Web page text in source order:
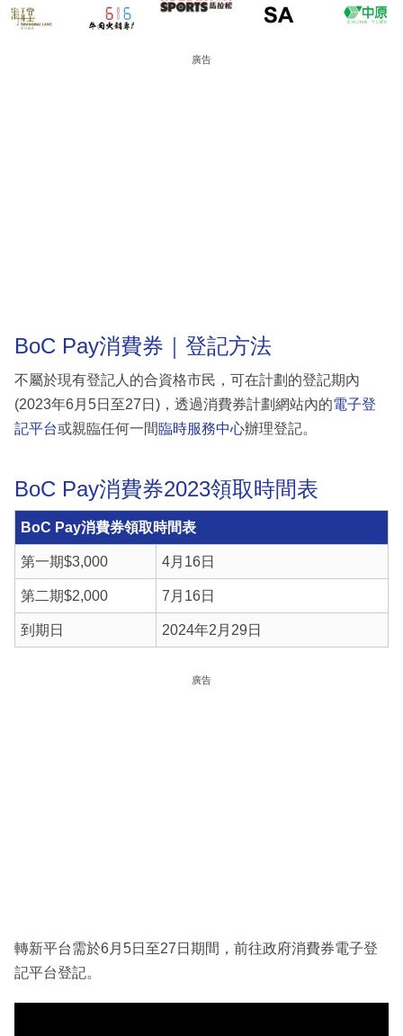
廣告
BoC Pay消費券｜登記方法
不屬於現有登記人的合資格市民，可在計劃的登記期內
(2023年6月5日至27日)，透過消費券計劃網站內的電子登
記平台或親臨任何一間臨時服務中心辦理登記。
BoC Pay消費券2023領取時間表
BoC Pay消費券領取時間表
第一期$3,000 4月16日
第二期$2,000 7月16日
到期日 2024年2月29日
廣告
轉新平台需於6月5日至27日期間，前往政府消費券電子登
記平台登記。